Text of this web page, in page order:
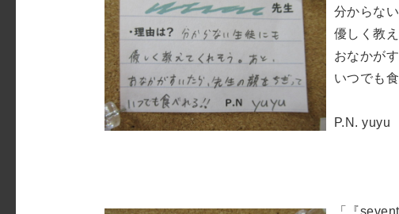
分からな
優しく教
おなかが
いつでも
P.N. yuyu
「『